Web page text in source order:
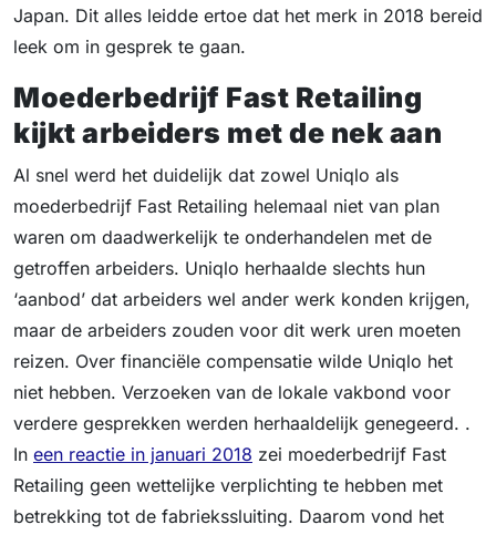
Japan. Dit alles leidde ertoe dat het merk in 2018 bereid
leek om in gesprek te gaan.
Moederbedrijf Fast Retailing
kijkt arbeiders met de nek aan
Al snel werd het duidelijk dat zowel Uniqlo als
moederbedrijf Fast Retailing helemaal niet van plan
waren om daadwerkelijk te onderhandelen met de
getroffen arbeiders. Uniqlo herhaalde slechts hun
‘aanbod’ dat arbeiders wel ander werk konden krijgen,
maar de arbeiders zouden voor dit werk uren moeten
reizen. Over financiële compensatie wilde Uniqlo het
niet hebben. Verzoeken van de lokale vakbond voor
verdere gesprekken werden herhaaldelijk genegeerd. .
In een reactie in januari 2018 zei moederbedrijf Fast
Retailing geen wettelijke verplichting te hebben met
betrekking tot de fabriekssluiting. Daarom vond het